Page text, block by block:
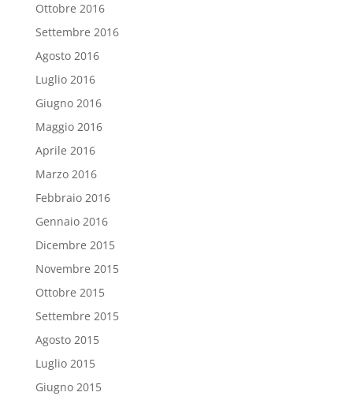
Ottobre 2016
Settembre 2016
Agosto 2016
Luglio 2016
Giugno 2016
Maggio 2016
Aprile 2016
Marzo 2016
Febbraio 2016
Gennaio 2016
Dicembre 2015
Novembre 2015
Ottobre 2015
Settembre 2015
Agosto 2015
Luglio 2015
Giugno 2015